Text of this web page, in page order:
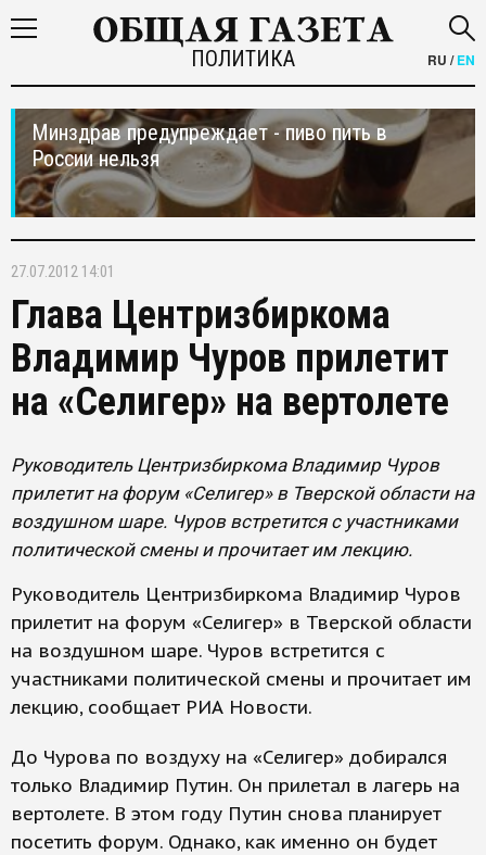
ПОЛИТИКА RU /EN
Минздрав предупреждает - пиво пить в
России нельзя
27.07.2012 14:01
Глава Центризбиркома
Владимир Чуров прилетит
на «Селигер» на вертолете
Руководитель Центризбиркома Владимир Чуров
прилетит на форум «Селигер» в Тверской области на
воздушном шаре. Чуров встретится с участниками
политической смены и прочитает им лекцию.
Руководитель Центризбиркома Владимир Чуров
прилетит на форум «Селигер» в Тверской области
на воздушном шаре. Чуров встретится с
участниками политической смены и прочитает им
лекцию, сообщает РИА Новости.
До Чурова по воздуху на «Селигер» добирался
только Владимир Путин. Он прилетал в лагерь на
вертолете. В этом году Путин снова планирует
посетить форум. Однако, как именно он будет